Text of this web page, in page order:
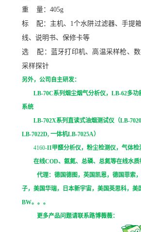
重
量： 405g
标
配：主机、 1个水阱过滤器、手提
线、说明书、保修卡等
选
配：蓝牙打印机、高温采样枪、
采样探针
另外，公司自主研发：
LB-70C系列烟尘烟气分析仪， LB-62多功
系统
LB-702X系列直读式油烟测试仪（LB-7020
LB-7022D, 一体机LB-7025A）
4160-II甲醛分析仪，粉尘检测仪，气体
在线COD、氨氮、总磷、总氮等在线水质
代理：德国德图，英国凯恩，德国菲索
子，美国华瑞，日本新宇宙，美国英思科，美
BW。。。
更多产品问题请联系路博薇薇：